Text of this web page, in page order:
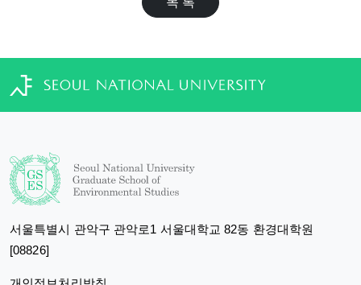
서울특별시 관악구 관악로1 서울대학교 82동 환경대학원
[08826]